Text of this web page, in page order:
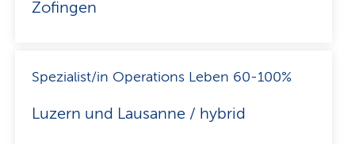
Zofingen
Spezialist/in Operations Leben 60-100%
Luzern und Lausanne / hybrid